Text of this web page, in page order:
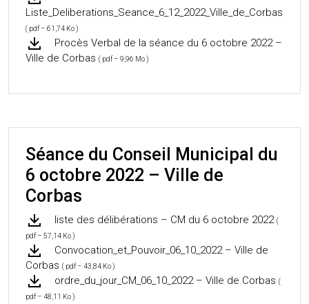
Liste_Deliberations_Seance_6_12_2022_Ville_de_Corbas
( pdf – 61,74 Ko )
Procès Verbal de la séance du 6 octobre 2022 –
Ville de Corbas ( pdf – 9,96 Mo )
Séance du Conseil Municipal du
6 octobre 2022 – Ville de
Corbas
liste des délibérations – CM du 6 octobre 2022 (
pdf – 57,14 Ko )
Convocation_et_Pouvoir_06_10_2022 – Ville de
Corbas ( pdf – 43,84 Ko )
ordre_du_jour_CM_06_10_2022 – Ville de Corbas (
pdf – 48,11 Ko )